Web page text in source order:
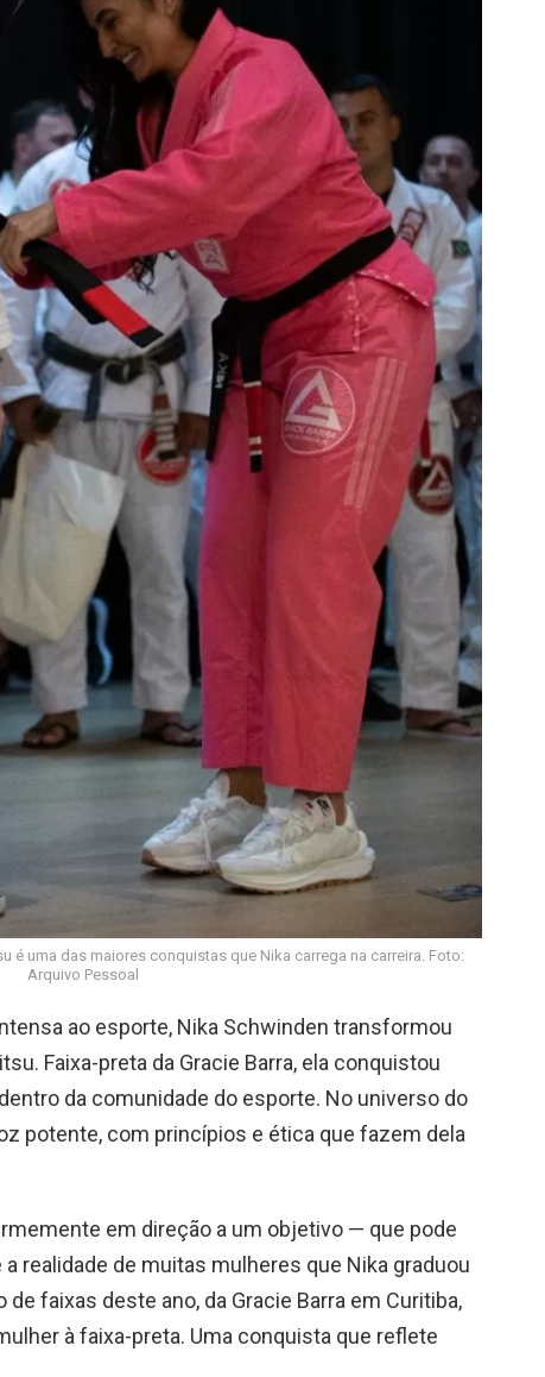
é uma das maiores conquistas que Nika carrega na carreira. Foto:
Arquivo Pessoal
ao esporte, Nika Schwinden transformou
Faixa-preta da Gracie Barra, ela conquistou
da comunidade do esporte. No universo do
potente, com princípios e ética que fazem dela
em direção a um objetivo — que pode
realidade de muitas mulheres que Nika graduou
faixas deste ano, da Gracie Barra em Curitiba,
à faixa-preta. Uma conquista que reflete